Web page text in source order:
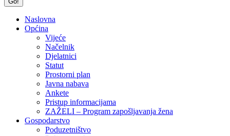
Naslovna
Općina
Vijeće
Načelnik
Djelatnici
Statut
Prostorni plan
Javna nabava
Ankete
Pristup informacijama
ZAŽELI – Program zapošljavanja žena
Gospodarstvo
Poduzetništvo